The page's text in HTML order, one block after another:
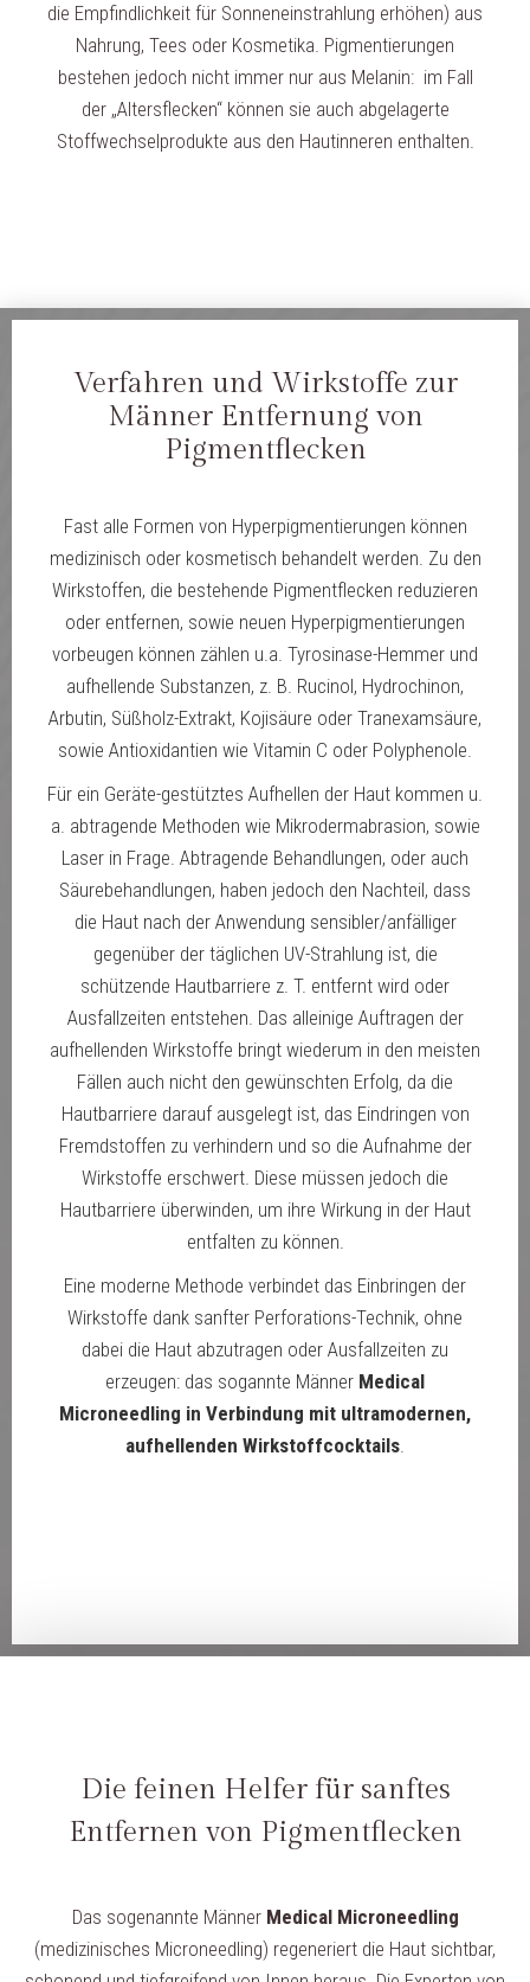
die Empfindlichkeit für Sonneneinstrahlung erhöhen) aus
Nahrung, Tees oder Kosmetika. Pigmentierungen
bestehen jedoch nicht immer nur aus Melanin: im Fall
der „Altersflecken“ können sie auch abgelagerte
Stoffwechselprodukte aus den Hautinneren enthalten.
Verfahren und Wirkstoffe zur
Männer Entfernung von
Pigmentflecken
Fast alle Formen von Hyperpigmentierungen können
medizinisch oder kosmetisch behandelt werden. Zu den
Wirkstoffen, die bestehende Pigmentflecken reduzieren
oder entfernen, sowie neuen Hyperpigmentierungen
vorbeugen können zählen u.a. Tyrosinase-Hemmer und
aufhellende Substanzen, z. B. Rucinol, Hydrochinon,
Arbutin, Süßholz-Extrakt, Kojisäure oder Tranexamsäure,
sowie Antioxidantien wie Vitamin C oder Polyphenole.
Für ein Geräte-gestütztes Aufhellen der Haut kommen u.
a. abtragende Methoden wie Mikrodermabrasion, sowie
Laser in Frage. Abtragende Behandlungen, oder auch
Säurebehandlungen, haben jedoch den Nachteil, dass
die Haut nach der Anwendung sensibler/anfälliger
gegenüber der täglichen UV-Strahlung ist, die
schützende Hautbarriere z. T. entfernt wird oder
Ausfallzeiten entstehen. Das alleinige Auftragen der
aufhellenden Wirkstoffe bringt wiederum in den meisten
Fällen auch nicht den gewünschten Erfolg, da die
Hautbarriere darauf ausgelegt ist, das Eindringen von
Fremdstoffen zu verhindern und so die Aufnahme der
Wirkstoffe erschwert. Diese müssen jedoch die
Hautbarriere überwinden, um ihre Wirkung in der Haut
entfalten zu können.
Eine moderne Methode verbindet das Einbringen der
Wirkstoffe dank sanfter Perforations-Technik, ohne
dabei die Haut abzutragen oder Ausfallzeiten zu
erzeugen: das sogannte Männer Medical
Microneedling in Verbindung mit ultramodernen,
aufhellenden Wirkstoffcocktails.
Die feinen Helfer für sanftes
Entfernen von Pigmentflecken
Das sogenannte Männer Medical Microneedling
(medizinisches Microneedling) regeneriert die Haut sichtbar,